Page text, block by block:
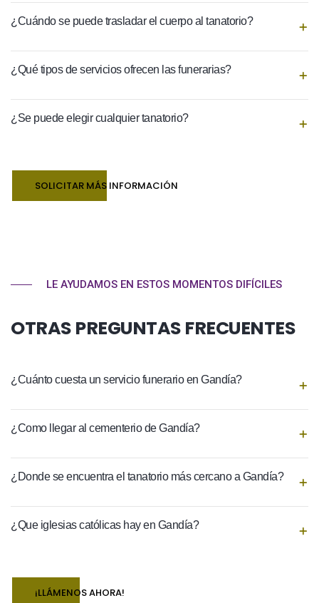
¿Cuándo se puede trasladar el cuerpo al tanatorio?
¿Qué tipos de servicios ofrecen las funerarias?
¿Se puede elegir cualquier tanatorio?
SOLICITAR MÁS INFORMACIÓN
LE AYUDAMOS EN ESTOS MOMENTOS DIFÍCILES
OTRAS PREGUNTAS FRECUENTES
¿Cuánto cuesta un servicio funerario en Gandía?
¿Como llegar al cementerio de Gandía?
¿Donde se encuentra el tanatorio más cercano a Gandía?
¿Que iglesias católicas hay en Gandía?
¡LLÁMENOS AHORA!